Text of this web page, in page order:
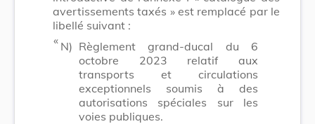
avertissements taxés » est remplacé par le
libellé suivant :
​ « N) Règlement grand-ducal du 6
octobre 2023 relatif aux
transports et circulations
exceptionnels soumis à des
autorisations spéciales sur les
voies publiques.